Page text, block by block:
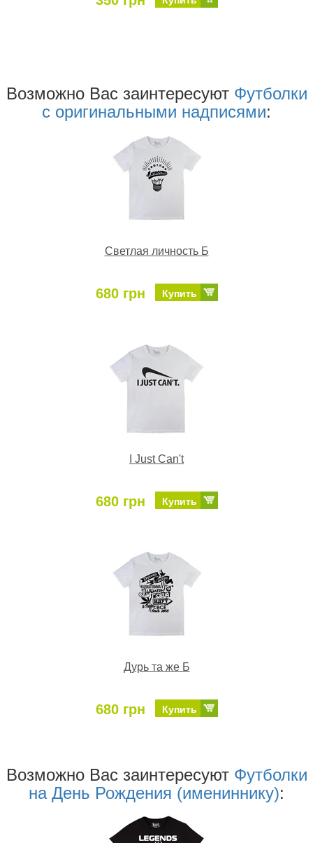
Возможно Ваc заинтересуют Футболки
с оригинальными надписями:
Светлая личность Б
680 грн Купить
I Just Can't
680 грн Купить
Дурь та же Б
680 грн Купить
Возможно Ваc заинтересуют Футболки
на День Рождения (имениннику):